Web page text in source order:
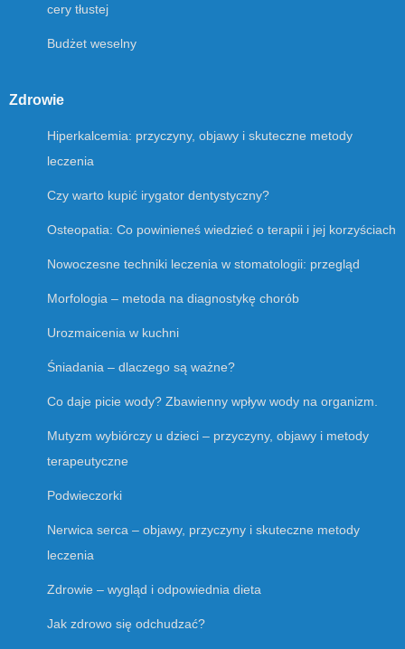
cery tłustej
Budżet weselny
Zdrowie
Hiperkalcemia: przyczyny, objawy i skuteczne metody
leczenia
Czy warto kupić irygator dentystyczny?
Osteopatia: Co powinieneś wiedzieć o terapii i jej korzyściach
Nowoczesne techniki leczenia w stomatologii: przegląd
Morfologia – metoda na diagnostykę chorób
Urozmaicenia w kuchni
Śniadania – dlaczego są ważne?
Co daje picie wody? Zbawienny wpływ wody na organizm.
Mutyzm wybiórczy u dzieci – przyczyny, objawy i metody
terapeutyczne
Podwieczorki
Nerwica serca – objawy, przyczyny i skuteczne metody
leczenia
Zdrowie – wygląd i odpowiednia dieta
Jak zdrowo się odchudzać?